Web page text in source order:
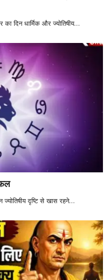
दिन धार्मिक और ज्योतिषीय…
दृष्टि से खास रहने…